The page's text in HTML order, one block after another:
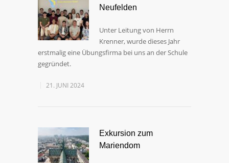
Neufelden
Unter Leitung von Herrn
Krenner, wurde dieses Jahr
erstmalig eine Übungsfirma bei uns an der Schule
gegründet.
21. JUNI 2024
Exkursion zum
Mariendom